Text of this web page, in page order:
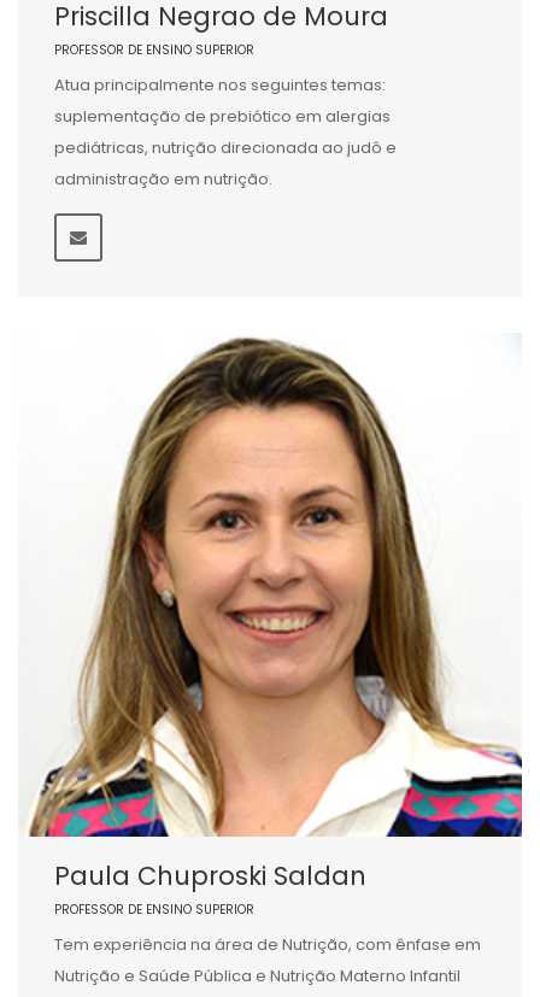
Priscilla Negrao de Moura
PROFESSOR DE ENSINO SUPERIOR
Atua principalmente nos seguintes temas:
suplementação de prebiótico em alergias
pediátricas, nutrição direcionada ao judô e
administração em nutrição.
Paula Chuproski Saldan
PROFESSOR DE ENSINO SUPERIOR
Tem experiência na área de Nutrição, com ênfase em
Nutrição e Saúde Pública e Nutrição Materno Infantil